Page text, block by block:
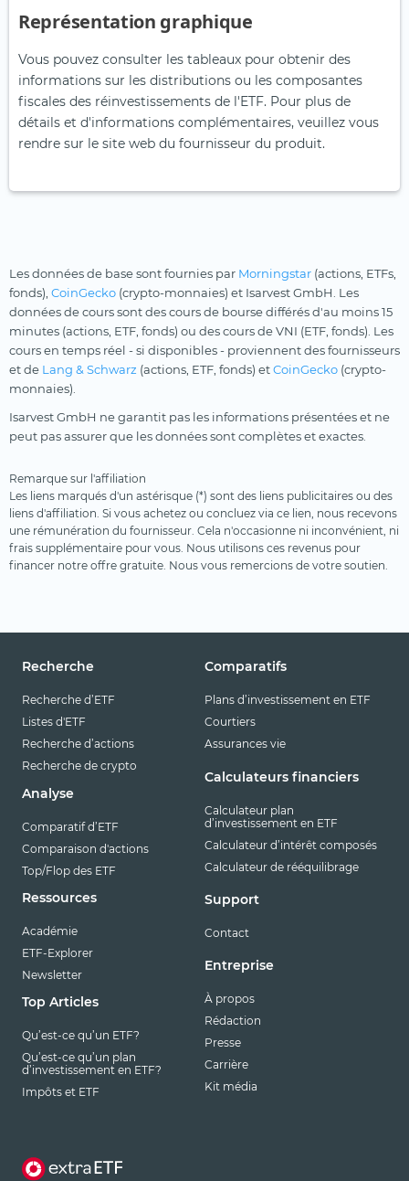
Représentation graphique
Vous pouvez consulter les tableaux pour obtenir des
informations sur les distributions ou les composantes
fiscales des réinvestissements de l'ETF. Pour plus de
détails et d'informations complémentaires, veuillez vous
rendre sur le site web du fournisseur du produit.
Les données de base sont fournies par Morningstar (actions, ETFs,
fonds), CoinGecko (crypto-monnaies) et Isarvest GmbH. Les
données de cours sont des cours de bourse différés d'au moins 15
minutes (actions, ETF, fonds) ou des cours de VNI (ETF, fonds). Les
cours en temps réel - si disponibles - proviennent des fournisseurs
et de Lang & Schwarz (actions, ETF, fonds) etCoinGecko (crypto-
monnaies).
Isarvest GmbH ne garantit pas les informations présentées et ne
peut pas assurer que les données sont complètes et exactes.
Remarque sur l'affiliation
Les liens marqués d'un astérisque (*) sont des liens publicitaires ou des
liens d'affiliation. Si vous achetez ou concluez via ce lien, nous recevons
une rémunération du fournisseur. Cela n'occasionne ni inconvénient, ni
frais supplémentaire pour vous. Nous utilisons ces revenus pour
financer notre offre gratuite. Nous vous remercions de votre soutien.
Recherche
Recherche d’ETF
Listes d'ETF
Recherche d’actions
Recherche de crypto
Analyse
Comparatif d’ETF
Comparaison d'actions
Top/Flop des ETF
Ressources
Académie
ETF-Explorer
Newsletter
Top Articles
Qu’est-ce qu’un ETF?
Qu’est-ce qu’un plan
d’investissement en ETF?
Impôts et ETF
Comparatifs
Plans d’investissement en ETF
Courtiers
Assurances vie
Calculateurs financiers
Calculateur plan
d’investissement en ETF
Calculateur d’intérêt composés
Calculateur de rééquilibrage
Support
Contact
Entreprise
À propos
Rédaction
Presse
Carrière
Kit média